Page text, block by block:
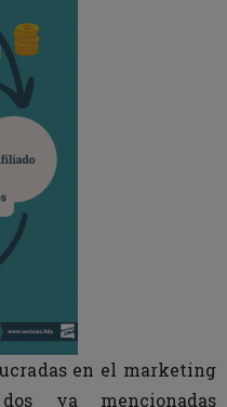
en el marketing
ya mencionadas